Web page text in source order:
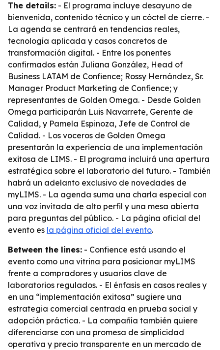
The details: - El programa incluye desayuno de
bienvenida, contenido técnico y un cóctel de cierre. -
La agenda se centrará en tendencias reales,
tecnología aplicada y casos concretos de
transformación digital. - Entre los ponentes
confirmados están Juliana González, Head of
Business LATAM de Confience; Rossy Hernández, Sr.
Manager Product Marketing de Confience; y
representantes de Golden Omega. - Desde Golden
Omega participarán Luis Navarrete, Gerente de
Calidad, y Pamela Espinoza, Jefe de Control de
Calidad. - Los voceros de Golden Omega
presentarán la experiencia de una implementación
exitosa de LIMS. - El programa incluirá una apertura
estratégica sobre el laboratorio del futuro. - También
habrá un adelanto exclusivo de novedades de
myLIMS. - La agenda suma una charla especial con
una voz invitada de alto perfil y una mesa abierta
para preguntas del público. - La página oficial del
evento es la página oficial del evento.
Between the lines: - Confience está usando el
evento como una vitrina para posicionar myLIMS
frente a compradores y usuarios clave de
laboratorios regulados. - El énfasis en casos reales y
en una “implementación exitosa” sugiere una
estrategia comercial centrada en prueba social y
adopción práctica. - La compañía también quiere
diferenciarse con una promesa de simplicidad
operativa y precio transparente en un mercado de